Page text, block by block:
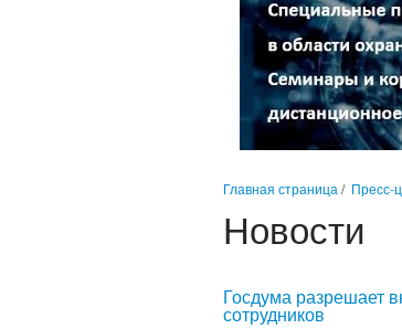
Главная страница / Пресс-
Новости
Госдума разрешает
сотрудников